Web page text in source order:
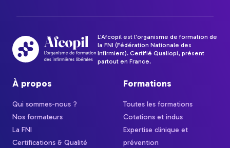
L'Afcopil est l'organisme de formation de
la FNI (Fédération Nationale des
Infirmiers). Certifié Qualiopi, présent
partout en France.
À propos
Qui sommes-nous ?
Nos formateurs
La FNI
Certifications & Qualité
Formations
Toutes les formations
Cotations et indus
Expertise clinique et
prévention